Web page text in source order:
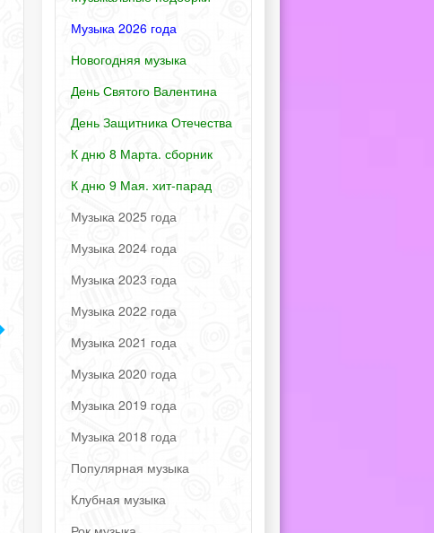
Музыка 2026 года
Новогодняя музыка
День Святого Валентина
День Защитника Отечества
К дню 8 Марта. сборник
К дню 9 Мая. хит-парад
Музыка 2025 года
Музыка 2024 года
Музыка 2023 года
Музыка 2022 года
Музыка 2021 года
Музыка 2020 года
Музыка 2019 года
Музыка 2018 года
Популярная музыка
Клубная музыка